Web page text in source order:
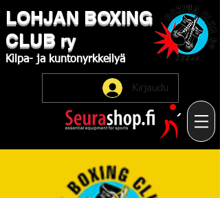
LOHJAN ​BOXING
CLUB ry
Kilpa- ja kuntonyrkkeilyä
Kirjaudu